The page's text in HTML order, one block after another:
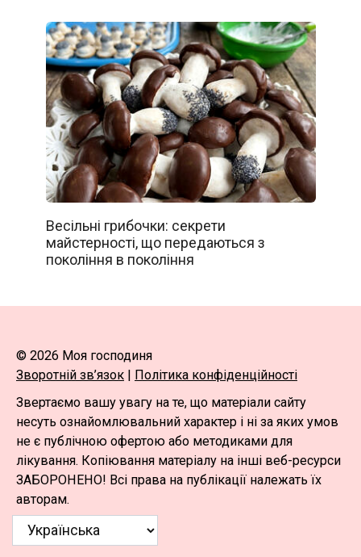
Весільні грибочки: секрети
майстерності, що передаються з
покоління в покоління
© 2026 Моя господиня
Зворотній зв’язок | Політика конфіденційності
Звертаємо вашу увагу на те, що матеріали сайту
несуть ознайомлювальний характер і ні за яких умов
не є публічною офертою або методиками для
лікування. Копіювання матеріалу на інші веб-ресурси
ЗАБОРОНЕНО! Всі права на публікації належать їх
авторам.